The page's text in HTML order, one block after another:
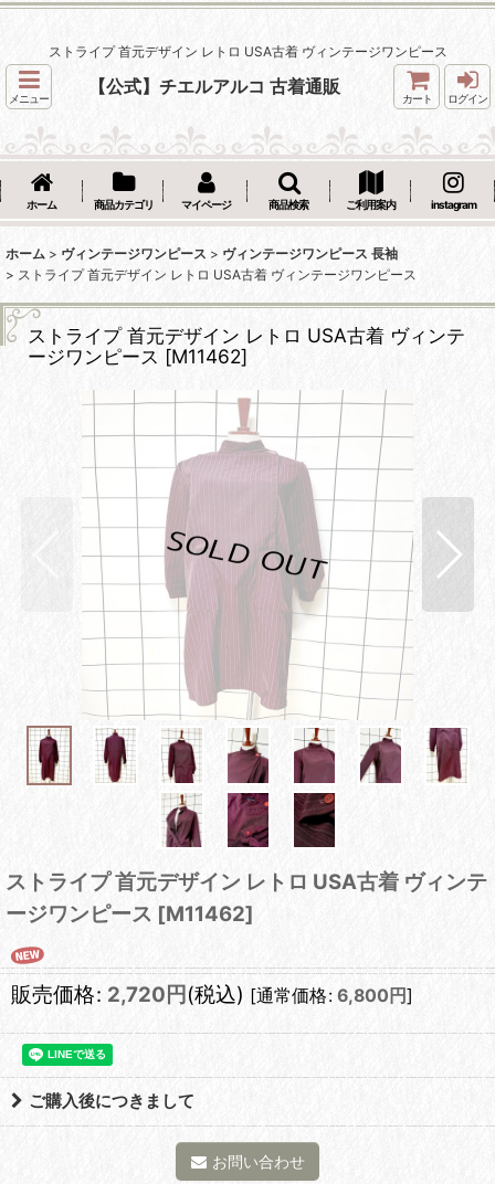
ストライプ 首元デザイン レトロ USA古着 ヴィンテージワンピース
メニュー
【公式】チエルアルコ 古着通販
カート ログイン
ホーム 商品カテゴリ マイページ 商品検索 ご利用案内 instagram
ホーム > ヴィンテージワンピース > ヴィンテージワンピース 長袖
> ストライプ 首元デザイン レトロ USA古着 ヴィンテージワンピース
ストライプ 首元デザイン レトロ USA古着 ヴィンテ
ージワンピース [M11462]
ストライプ 首元デザイン レトロ USA古着 ヴィンテ
ージワンピース [M11462]
販売価格: 2,720 円 (税込) [通常価格: 6,800 円]
ご購入後につきまして
お問い合わせ